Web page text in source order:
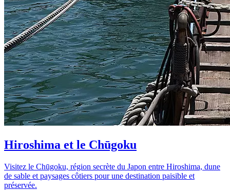
Hiroshima et le Chūgoku
Visitez le Chūgoku, région secrète du Japon entre Hiroshima, dune
de sable et paysages côtiers pour une destination paisible et
préservée.